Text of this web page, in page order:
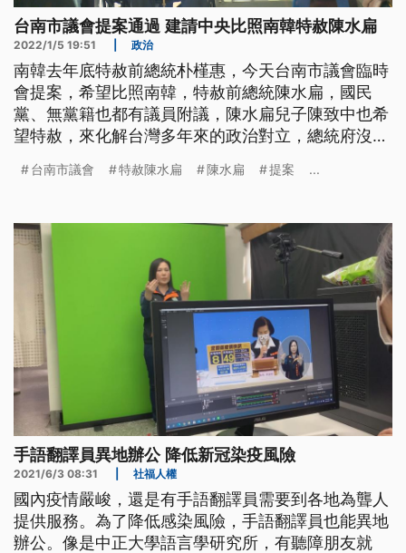
台南市議會提案通過 建請中央比照南韓特赦陳水扁
2022/1/5 19:51 政治
南韓去年底特赦前總統朴槿惠，今天台南市議會臨時
會提案，希望比照南韓，特赦前總統陳水扁，國民
黨、無黨籍也都有議員附議，陳水扁兒子陳致中也希
望特赦，來化解台灣多年來的政治對立，總統府沒有
日回復健康。
台南市議會 特赦陳水扁 陳水扁 提案 ...
手語翻譯員異地辦公 降低新冠染疫風險
2021/6/3 08:31 社福人權
國內疫情嚴峻，還是有手語翻譯員需要到各地為聾人
提供服務。為了降低感染風險，手語翻譯員也能異地
辦公。像是中正大學語言學研究所，有聽障朋友就